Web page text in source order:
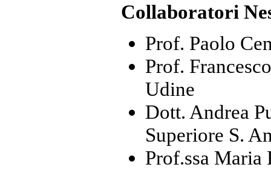
Collaboratori
Prof. Paolo
Prof.
Udine
Dott. Andrea
Superiore S.
Prof.ssa Maria